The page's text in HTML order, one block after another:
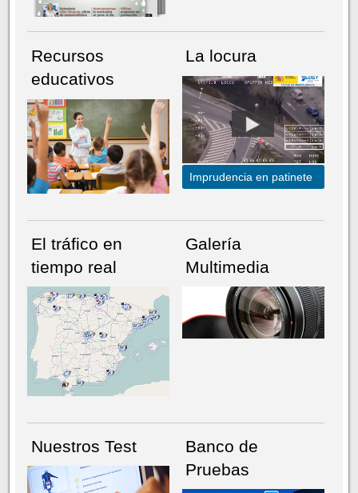
NÚMERO ACTUALHEMEROTECA
Recursos
educativos
La locura
Imprudencia en patinete
El tráfico en
tiempo real
Galería
Multimedia
Nuestros Test
Banco de
Pruebas